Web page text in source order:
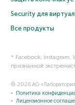
Security для
Все продукты
* Facebook, Instagram,
признанной
© 2026 АО
Политика
Лицензионное